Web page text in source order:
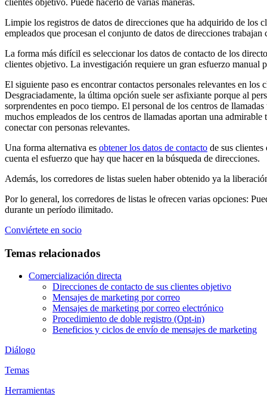
Limpie los registros de datos de direcciones que ha adquirido de los
empleados que procesan el conjunto de datos de direcciones
La forma más difícil es seleccionar los datos de contacto de los
clientes objetivo. La investigación requiere un gran esfuerzo manual
El siguiente paso es encontrar contactos personales relevantes en
Desgraciadamente, la última opción suele ser asfixiante porque al
sorprendentes en poco tiempo. El personal de los centros de
muchos empleados de los centros de llamadas aportan una
conectar con personas relevantes.
Una forma alternativa es obtener los datos de contacto de sus
cuenta el esfuerzo que hay que hacer en la búsqueda de direcciones.
Además, los corredores de listas suelen haber obtenido ya la
Por lo general, los corredores de listas le ofrecen varias opciones:
durante un período ilimitado.
Conviértete en socio
Temas relacionados
Comercialización directa
Direcciones de contacto de sus clientes objetivo
Mensajes de marketing por correo
Mensajes de marketing por correo electrónico
Procedimiento de doble registro (Opt-in)
Beneficios y ciclos de envío de mensajes de marketing
Diálogo
Temas
Herramientas